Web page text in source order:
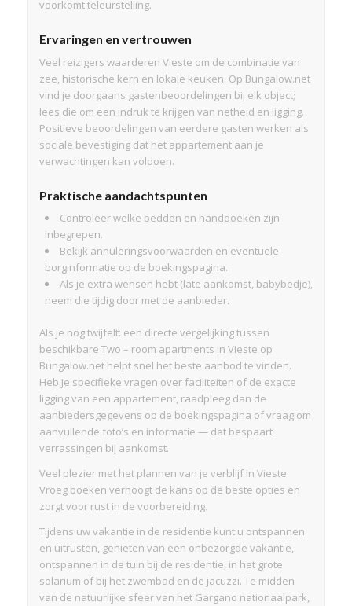
voorkomt teleurstelling.
Ervaringen en vertrouwen
Veel reizigers waarderen Vieste om de combinatie van
zee, historische kern en lokale keuken. Op Bungalow.net
vind je doorgaans gastenbeoordelingen bij elk object;
lees die om een indruk te krijgen van netheid en ligging.
Positieve beoordelingen van eerdere gasten werken als
sociale bevestiging dat het appartement aan je
verwachtingen kan voldoen.
Praktische aandachtspunten
Controleer welke bedden en handdoeken zijn
inbegrepen.
Bekijk annuleringsvoorwaarden en eventuele
borginformatie op de boekingspagina.
Als je extra wensen hebt (late aankomst, babybedje),
neem die tijdig door met de aanbieder.
Als je nog twijfelt: een directe vergelijking tussen
beschikbare Two – room apartments in Vieste op
Bungalow.net helpt snel het beste aanbod te vinden.
Heb je specifieke vragen over faciliteiten of de exacte
ligging van een appartement, raadpleeg dan de
aanbiedersgegevens op de boekingspagina of vraag om
aanvullende foto’s en informatie — dat bespaart
verrassingen bij aankomst.
Veel plezier met het plannen van je verblijf in Vieste.
Vroeg boeken verhoogt de kans op de beste opties en
zorgt voor rust in de voorbereiding.
Tijdens uw vakantie in de residentie kunt u ontspannen
en uitrusten, genieten van een onbezorgde vakantie,
ontspannen in de tuin bij de residentie, in het grote
solarium of bij het zwembad en de jacuzzi. Te midden
van de natuurlijke sfeer van het Gargano nationaalpark,